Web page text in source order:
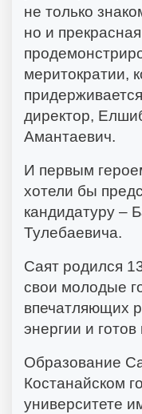
не только
но и
меритократии,
директор,
Амантаевич.
И первым
хотели бы
кандидатуру –
Тулебаевича.
Саят родился
свои молодые
впечатляющих
энергии и
Образование
Костанайском
университете